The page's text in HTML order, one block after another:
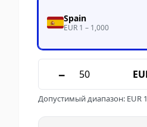
Spain
EUR 1 – 1,000
−
Допустимый диапазон: EUR 1